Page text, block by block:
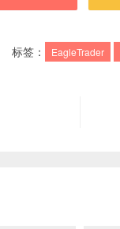
标签： EagleTrader